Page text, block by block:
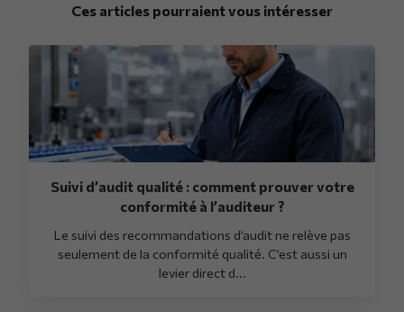
Ces articles pourraient vous intéresser
Suivi d’audit qualité : comment prouver votre
conformité à l’auditeur ?
Le suivi des recommandations d’audit ne relève pas
seulement de la conformité qualité. C’est aussi un
levier direct d...